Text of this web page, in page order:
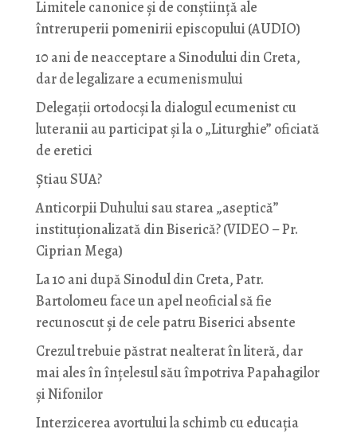
Limitele canonice și de conștiință ale
întreruperii pomenirii episcopului (AUDIO)
10 ani de neacceptare a Sinodului din Creta,
dar de legalizare a ecumenismului
Delegații ortodocși la dialogul ecumenist cu
luteranii au participat și la o „Liturghie” oficiată
de eretici
Știau SUA?
Anticorpii Duhului sau starea „aseptică”
instituționalizată din Biserică? (VIDEO – Pr.
Ciprian Mega)
La 10 ani după Sinodul din Creta, Patr.
Bartolomeu face un apel neoficial să fie
recunoscut și de cele patru Biserici absente
Crezul trebuie păstrat nealterat în literă, dar
mai ales în înțelesul său împotriva Papahagilor
și Nifonilor
Interzicerea avortului la schimb cu educaţia